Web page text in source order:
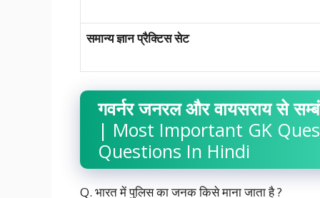
समान्य ज्ञान प्रैक्टिस सेट
गवर्नर जनरल और वायसराय से
| Most Important GK
Questions In Hindi
Q. भारत में पुलिस का जनक किसे माना जाता है ?